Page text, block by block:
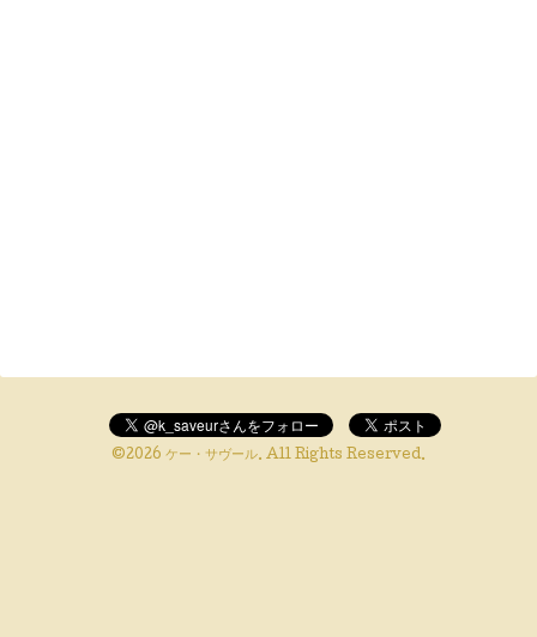
©2026 ケー・サヴール. All Rights Reserved.